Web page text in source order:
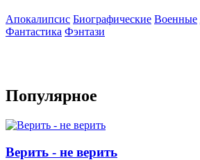
Апокалипсис Биографические Военные
Фантастика Фэнтази
Популярное
Верить - не верить